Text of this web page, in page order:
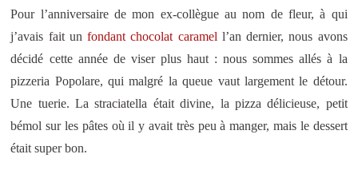
Pour l’anniversaire de mon ex-collègue au nom de fleur, à qui
j’avais fait unfondant chocolat caramell’an dernier, nous avons
décidé cette année de viser plus haut : nous sommes allés à la
pizzeria Popolare, qui malgré la queue vaut largement le détour.
Une tuerie. La straciatella était divine, la pizza délicieuse, petit
bémol sur les pâtes où il y avait très peu à manger, mais le dessert
était super bon.